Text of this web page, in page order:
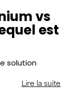
vs
est
solution
Lire la suite